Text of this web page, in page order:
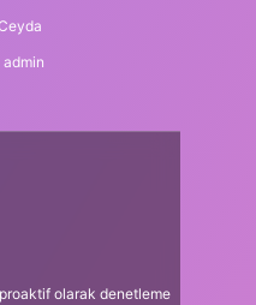
admin
olarak denetleme